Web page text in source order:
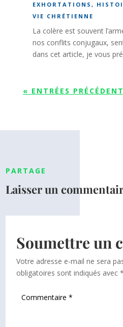
EXHORTATIONS ,
VIE CHRÉTIENNE
La colère est souvent
nos conflits conjugaux,
dans cet article, je vous
« ENTRÉES
PARTAGE
Laisser un
Soumettre un
Votre adresse e-mail ne sera
obligatoires sont indiqués avec*